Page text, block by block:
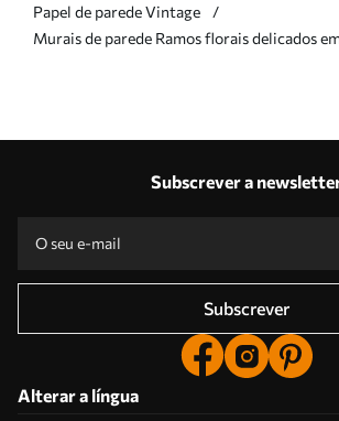
Papel de parede Vintage
Murais de parede Ramos florais delicados
Subscrever a
Subscrever
Alterar a língua